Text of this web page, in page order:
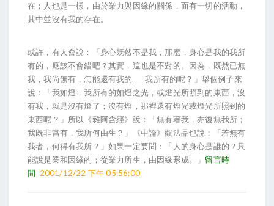
在；人也是一樣，由於業力與因緣的關係，而有一切的活動，
其中並沒有我的存在。
或許，有人會說：「身心既然不是我，那麼，身心是我的我所
有的，應該不會錯吧？其實，這也是不對的。因為，既然已無
我，我尚無有，怎能還有我的____我所有的呢？」舉個例子來
說：「我如燈，我所有的如燈之光，或燈光所照到的東西，沒
有我，就是沒有燈了；沒有燈，那裡還有燈光或燈光所照到的
東西呢？」所以《雜阿含經》說：「無有著我，亦復無我所；
我既非當有，我所何由生？」《中論》觀法品也說：「若無有
我者，何得有我所？」如果一定要問：「人的身心是誰的？只
能說是業和因緣的；從業力所生，由因緣形成。」 留言時
間 2001/12/22 下午 05:56:00